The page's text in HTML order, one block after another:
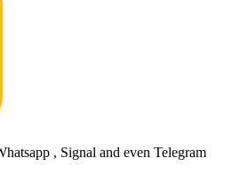
, Signal and even Telegram